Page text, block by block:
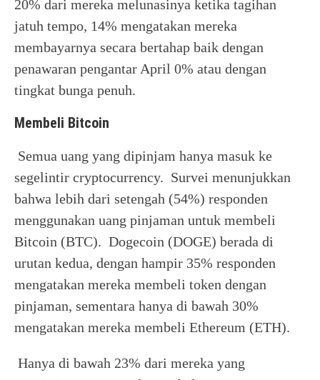
20% dari mereka melunasinya ketika tagihan
jatuh tempo, 14% mengatakan mereka
membayarnya secara bertahap baik dengan
penawaran pengantar April 0% atau dengan
tingkat bunga penuh.
Membeli Bitcoin
Semua uang yang dipinjam hanya masuk ke
segelintir cryptocurrency. Survei menunjukkan
bahwa lebih dari setengah (54%) responden
menggunakan uang pinjaman untuk membeli
Bitcoin (BTC). Dogecoin (DOGE) berada di
urutan kedua, dengan hampir 35% responden
mengatakan mereka membeli token dengan
pinjaman, sementara hanya di bawah 30%
mengatakan mereka membeli Ethereum (ETH).
Hanya di bawah 23% dari mereka yang